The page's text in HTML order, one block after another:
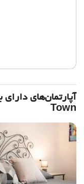
Town